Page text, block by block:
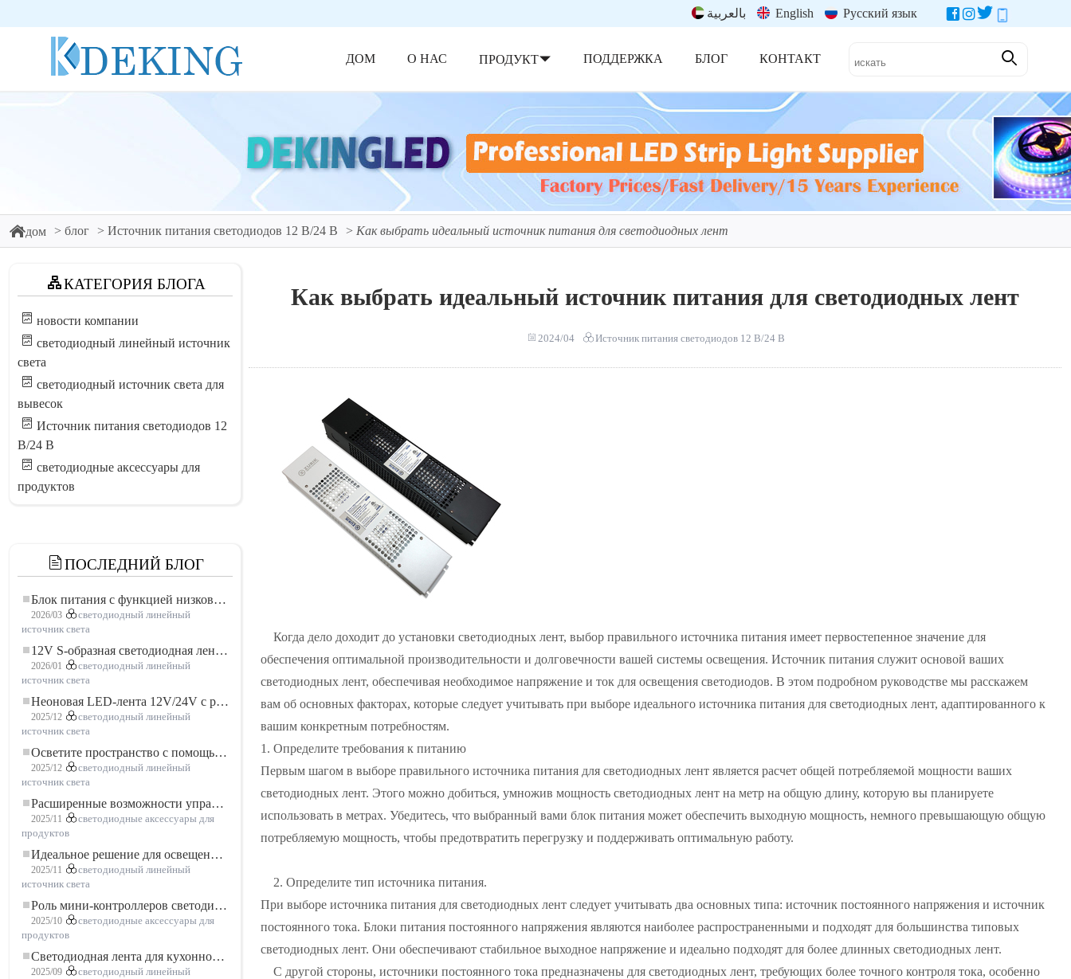
بالعربية English Русский язык
ДОМ О НАС ПРОДУКТ ПОДДЕРЖКА БЛОГ КОНТАКТ
дом блог Источник питания светодиодов 12 В/24 В Как выбрать идеальный источник питания для светодиодных лент
КАТЕГОРИЯ БЛОГА
новости компании
светодиодный линейный источник
света
светодиодный источник света для
вывесок
Источник питания светодиодов 12
В/24 В
светодиодные аксессуары для
продуктов
ПОСЛЕДНИЙ БЛОГ
Блок питания с функцией низковольтного плавного пуска для LED освещения
2026/03
светодиодный линейный
источник света
12V S-образная светодиодная лента: гибкое и эффективное решение для современного освещения
2026/01
светодиодный линейный
источник света
Неоновая LED-лента 12V/24V с резкой по 3 светодиода: современное неоновое освещение для любого пространства
2025/12
светодиодный линейный
источник света
Осветите пространство с помощью гибкой низковольтной неоновой LED-ленты
2025/12
светодиодный линейный
источник света
Расширенные возможности управления освещением: основные преимущества контроллера RGBW 5–24 В
2025/11
светодиодные аксессуары для
продуктов
Идеальное решение для освещения: гибкая светодиодная лента COB высокой плотности FOB для современного освещения
2025/11
светодиодный линейный
источник света
Роль мини-контроллеров светодиодов в проектах светодиодных лент
2025/10
светодиодные аксессуары для
продуктов
Светодиодная лента для кухонного шкафа: сенсорная светодиодная лента COB, которая меняет представление о домашнем и коммерческом освещении
2025/09
светодиодный линейный
Как выбрать идеальный источник питания для светодиодных лент
2024/04 Источник питания светодиодов 12 В/24 В
Когда дело доходит до установки светодиодных лент, выбор правильного источника питания имеет первостепенное значение для
обеспечения оптимальной производительности и долговечности вашей системы освещения. Источник питания служит основой ваших
светодиодных лент, обеспечивая необходимое напряжение и ток для освещения светодиодов. В этом подробном руководстве мы расскажем
вам об основных факторах, которые следует учитывать при выборе идеального источника питания для светодиодных лент, адаптированного к
вашим конкретным потребностям.
1. Определите требования к питанию
Первым шагом в выборе правильного источника питания для светодиодных лент является расчет общей потребляемой мощности ваших
светодиодных лент. Этого можно добиться, умножив мощность светодиодных лент на метр на общую длину, которую вы планируете
использовать в метрах. Убедитесь, что выбранный вами блок питания может обеспечить выходную мощность, немного превышающую общую
потребляемую мощность, чтобы предотвратить перегрузку и поддерживать оптимальную работу.
2. Определите тип источника питания.
При выборе источника питания для светодиодных лент следует учитывать два основных типа: источник постоянного напряжения и источник
постоянного тока. Блоки питания постоянного напряжения являются наиболее распространенными и подходят для большинства типовых
светодиодных лент. Они обеспечивают стабильное выходное напряжение и идеально подходят для более длинных светодиодных лент.
С другой стороны, источники постоянного тока предназначены для светодиодных лент, требующих более точного контроля тока, особенно